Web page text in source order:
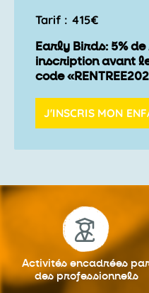
Tarif : 415€
Early Birds: 5%
inscription avant
code
J'INSCRIS MON
Activités encadrées
des professionnels